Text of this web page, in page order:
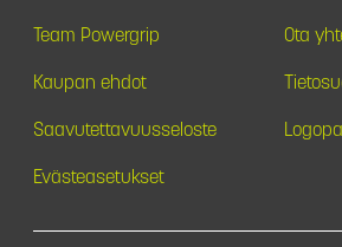
Team Powergrip Ota
Kaupan ehdot
Saavutettavuusseloste
Evästeasetukset